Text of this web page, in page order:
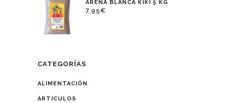
ARENA BLANCA KIKI 5 KG
7,95€
CATEGORÍAS
ALIMENTACIÓN
ARTICULOS